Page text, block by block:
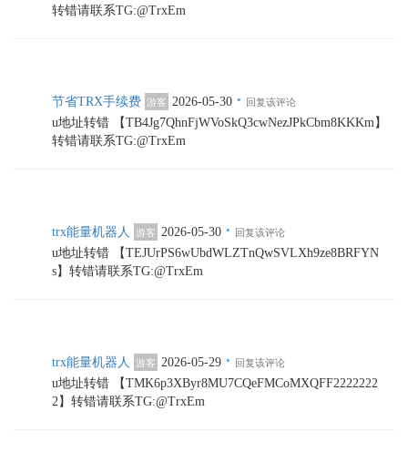
转错请联系TG:@TrxEm
节省TRX手续费 游客 2026-05-30 · 回复该评论
u地址转错 【TB4Jg7QhnFjWVoSkQ3cwNezJPkCbm8KKKm】
转错请联系TG:@TrxEm
trx能量机器人 游客 2026-05-30 · 回复该评论
u地址转错 【TEJUrPS6wUbdWLZTnQwSVLXh9ze8BRFYN
s】转错请联系TG:@TrxEm
trx能量机器人 游客 2026-05-29 · 回复该评论
u地址转错 【TMK6p3XByr8MU7CQeFMCoMXQFF2222222
2】转错请联系TG:@TrxEm